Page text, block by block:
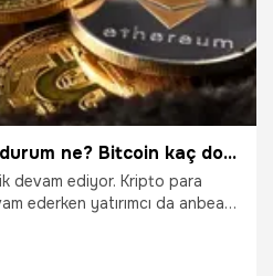
Kripto paralarda son durum ne? Bitcoin kaç dolar? Bitcoin’de yükseliş devam eder mi? BTC, Dogecoin ve XRP ne kadar oldu?
devam ediyor. Kripto para
ederken yatırımcı da anbean